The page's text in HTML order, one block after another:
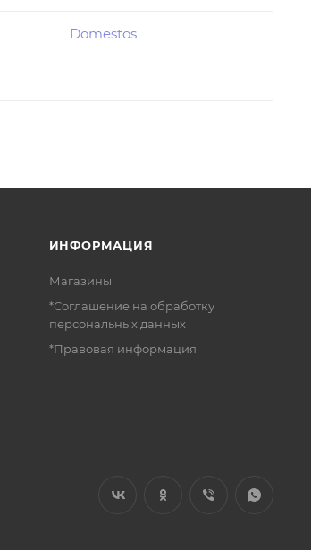
Domestos
ИНФОРМАЦИЯ
Магазины
*Соглашение на обработку
персональных данных
*Правовая информация